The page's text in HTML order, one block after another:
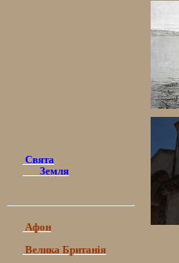
Свята
Земля
Афон
Велика Британія